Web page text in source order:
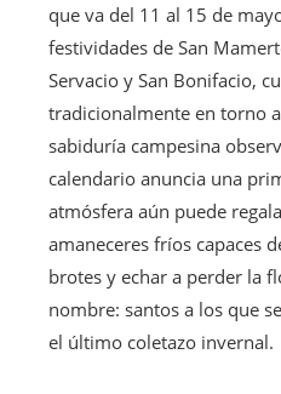
que va del 11 al 15 de
festividades de San
Servacio y San Bonifacio,
tradicionalmente en torno
sabiduría campesina
calendario anuncia una
atmósfera aún puede
amaneceres fríos capaces
brotes y echar a perder la
nombre: santos a los que
el último coletazo invernal.